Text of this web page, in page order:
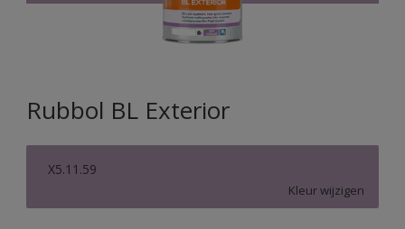
Rubbol BL Exterior
X5.11.59
Kleur wijzigen